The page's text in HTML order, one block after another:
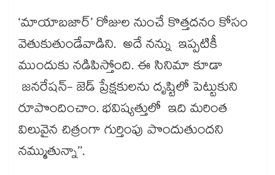
‘మాయాబజార్’ రోజుల నుంచే కొత్తదనం కోసం
వెతుకుతుండేవాడిని. అదే నన్ను ఇప్పటికీ
ముందుకు నడిపిస్తోంది. ఈ సినిమా కూడా
జనరేషన్- జెడ్ ప్రేక్షకులను దృష్టిలో పెట్టుకుని
రూపొందించాం. భవిష్యత్తులో ఇది మరింత
విలువైన చిత్రంగా గుర్తింపు పొందుతుందని
నమ్ముతున్నా’’.